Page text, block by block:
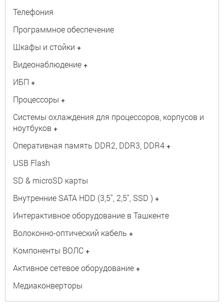
Телефония
Программное обеспечение
Шкафы и стойки +
Видеонаблюдение +
ИБП +
Процессоры +
Системы охлаждения для процессоров, корпусов и
ноутбуков +
Оперативная память DDR2, DDR3, DDR4 +
USB Flash
SD & microSD карты
Внутренние SATA HDD (3,5", 2,5", SSD ) +
Интерактивное оборудование в Ташкенте
Волоконно-оптический кабель +
Компоненты ВОЛС +
Активное сетевое оборудование +
Медиаконверторы